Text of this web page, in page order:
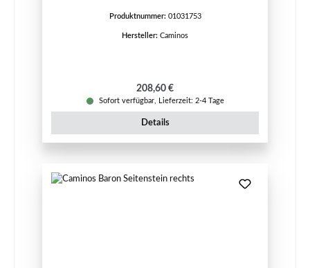
Produktnummer: 01031753
Hersteller: Caminos
Regulärer Preis:
208,60 €
Sofort verfügbar, Lieferzeit: 2-4 Tage
Details